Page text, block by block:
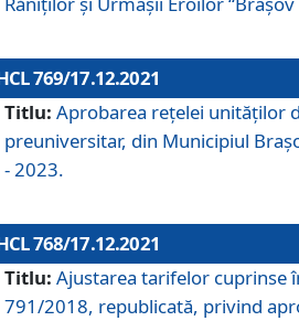
769/17.12.2021
Titlu: Aprobarea reţelei unităţilor
preuniversitar, din Municipiul
- 2023.
768/17.12.2021
Titlu: Ajustarea tarifelor cuprinse
791/2018, republicată, privind